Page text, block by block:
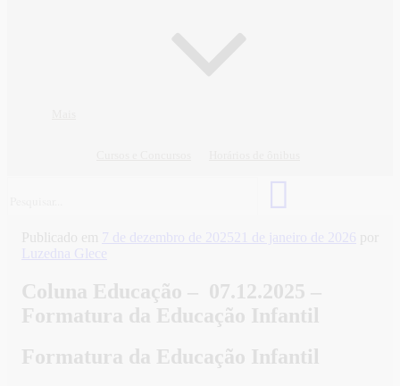
Publicado em 7 de dezembro de 2025 21 de janeiro de 2026 por
Luzedna Glece
Coluna Educação – 07.12.2025 –
Formatura da Educação Infantil
Formatura da Educação Infantil